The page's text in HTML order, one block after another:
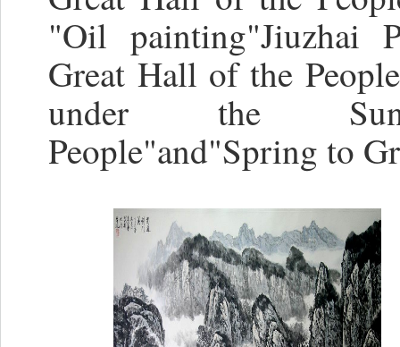
"Oil painting"Jiuzhai
Great Hall of the
under the
People"and"Spring to